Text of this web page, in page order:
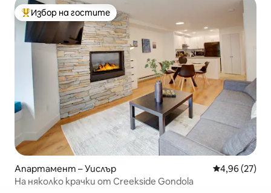
Най-популярен избор на гостите
Избор на гостите
Апартамент – Уислър Средна
4,96 (27)
На няколко крачки от Creekside Gondola